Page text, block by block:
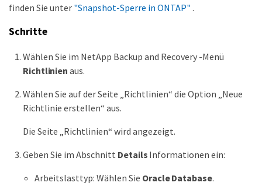
finden Sie unter "Snapshot-Sperre in ONTAP" .
Schritte
Wählen Sie im NetApp Backup and Recovery -Menü
Richtlinien aus.
Wählen Sie auf der Seite „Richtlinien“ die Option „Neue
Richtlinie erstellen“ aus.
Die Seite „Richtlinien“ wird angezeigt.
Geben Sie im Abschnitt Details Informationen ein:
Arbeitslasttyp: Wählen Sie Oracle Database.